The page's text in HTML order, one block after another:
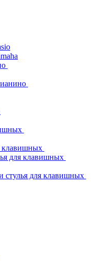
клавишных
для клавишных
стулья для клавишных